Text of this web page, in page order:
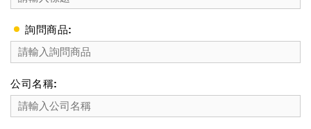
詢問商品:
公司名稱: